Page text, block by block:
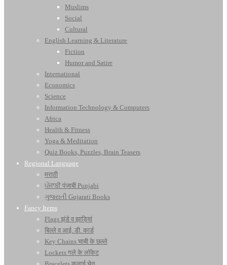
Muslims
Social
Cultural
English Learning & Literature
Fiction
Humor and Satire
International
Economics
Science
Information Technology & Computers
Africa
Health & Fitness
Yoga & Meditation
Quiz Books, Puzzles, Brain Teasers
Regional Language
मराठी
ਪੰਜਾਬੀ पंजाबी Punjabi
ગુજરાતી Gujarati Books
Fancy Items
Flags झंडे व झाड़ियां
बिल्ले व आई. डी. कार्ड
Key Chains चाबी के छल्ले
Lockets गले के लॉकेट